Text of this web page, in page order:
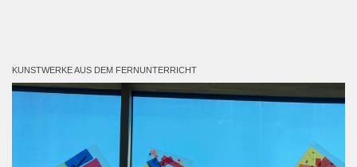
KUNSTWERKE AUS DEM FERNUNTERRICHT